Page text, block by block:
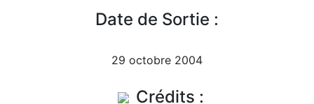
Date de Sortie :
29 octobre 2004
Crédits :